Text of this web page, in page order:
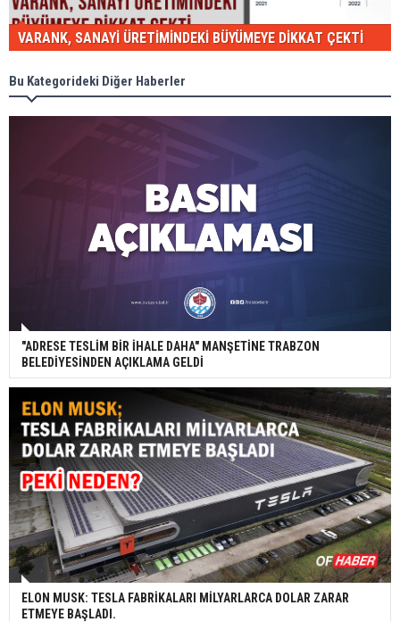
VARANK, SANAYİ ÜRETİMİNDEKİ BÜYÜMEYE DİKKAT ÇEKTİ
Bu Kategorideki Diğer Haberler
"ADRESE TESLİM BİR İHALE DAHA" MANŞETİNE TRABZON
BELEDİYESİNDEN AÇIKLAMA GELDİ
ELON MUSK: TESLA FABRİKALARI MİLYARLARCA DOLAR ZARAR
ETMEYE BAŞLADI.